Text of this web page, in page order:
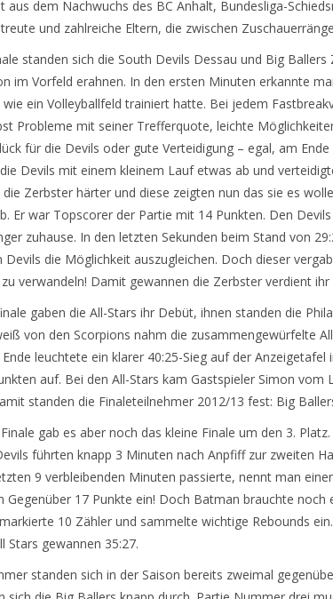
aus dem Nachwuchs des BC Anhalt, Bundesliga-
und zahlreiche Eltern, die zwischen
standen sich die South Devils Dessau und Big
im Vorfeld erahnen. In den ersten Minuten erkannte
ein Volleyballfeld trainiert hatte. Bei jedem
Probleme mit seiner Trefferquote, leichte
für die Devils oder gute Verteidigung – egal, am
Devils mit einem kleinem Lauf etwas ab und
Zerbster härter und diese zeigten nun das sie es
Er war Topscorer der Partie mit 14 Punkten. Den
zuhause. In den letzten Sekunden beim Stand von
Devils die Möglichkeit auszugleichen. Doch dieser
verwandeln! Damit gewannen die Zerbster verdient
gaben die All-Stars ihr Debüt, ihnen standen die
von den Scorpions nahm die zusammengewürfelte
leuchtete ein klarer 40:25-Sieg auf der
auf. Bei den All-Stars kam Gastspieler Simon
standen die Finaleteilnehmer 2012/13 fest: Big
gab es aber noch das kleine Finale um den 3.
führten knapp 3 Minuten nach Anpfiff zur zweiten
9 verbleibenden Minuten passierte, nennt man
Gegenüber 17 Punkte ein! Doch Batman brauchte
10 Zähler und sammelte wichtige Rebounds
Stars gewannen 35:27.
standen sich in der Saison bereits zweimal